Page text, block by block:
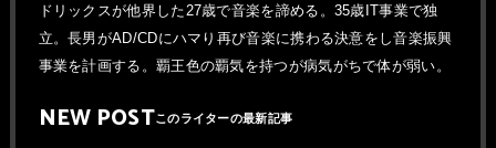
ドリックスが他界した27歳で音楽を諦める。35歳IT事業で独
立。長男がAD/CDにハマり再び音楽に携わる決意をし音楽振興
事業を計画する。覇王色の覇気を持つが病気がちで体が弱い。
NEW POST